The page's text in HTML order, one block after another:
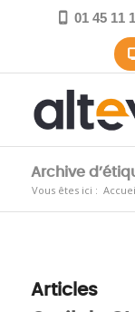
 01 45 11
Archive
Vous êtes ici :
Articles